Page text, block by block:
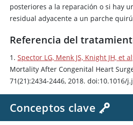
posteriores a la reparación o si hay
residual adyacente a un parche
Referencia del
1. Spector LG, Menk JS, Knight JH, et al
Mortality After Congenital Heart
71(21):2434-2446, 2018. doi:10.1016/
Conceptos clave